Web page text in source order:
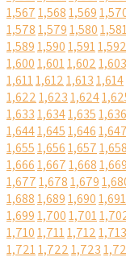
1,5671,5681,569
1,5781,5791,580
1,5891,5901,5911,592
1,6001,6011,6021,603
1,6111,6121,6131,614
1,6221,6231,624
1,6331,6341,6351,636
1,6441,6451,6461,647
1,6551,6561,6571,658
1,6661,6671,6681,669
1,6771,6781,679
1,6881,6891,6901,691
1,6991,7001,701
1,7101,7111,7121,713
1,7211,7221,723